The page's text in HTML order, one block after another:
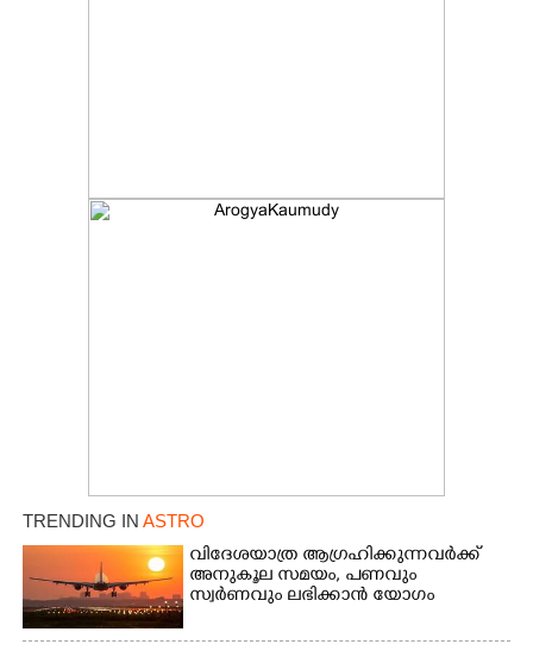
TRENDING IN ASTRO
വിദേശയാത്ര ആഗ്രഹിക്കുന്നവർക്ക്
അനുകൂല സമയം,​ പണവും
സ്വർണവും ലഭിക്കാൻ യോഗം